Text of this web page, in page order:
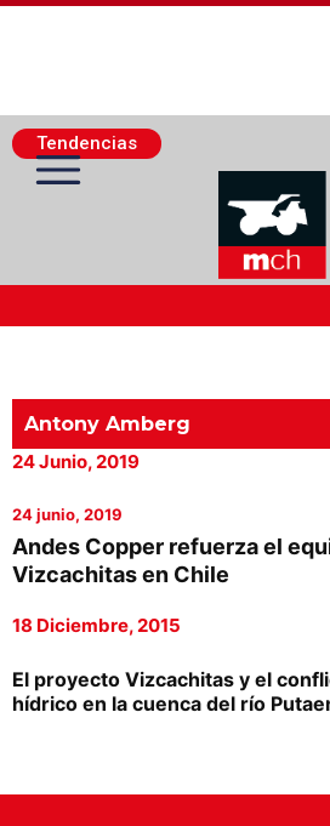
Tendencias
Actualidad Minera
Minería Superficie
Proveedores
Canal Digital
Columnas de Opinión
Designaciones
Antony Amberg
24 Junio, 2019
24 junio, 2019
Andes Copper refuerza el
Vizcachitas en Chile
18 Diciembre, 2015
El proyecto Vizcachitas y el
hídrico en la cuenca del río